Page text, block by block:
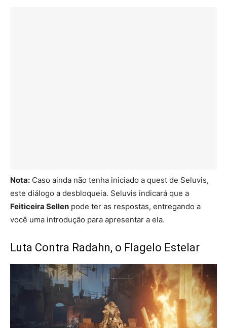
Nota: Caso ainda não tenha iniciado a quest de Seluvis,
este diálogo a desbloqueia. Seluvis indicará que a
Feiticeira Sellen pode ter as respostas, entregando a
você uma introdução para apresentar a ela.
Luta Contra Radahn, o Flagelo Estelar